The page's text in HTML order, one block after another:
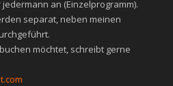
an (Einzelprogramm).
separat, neben meinen
möchtet, schreibt gerne